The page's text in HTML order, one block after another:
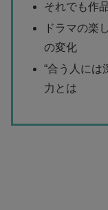
それでも作
ドラマの楽
の変化
“合う人には
力とは